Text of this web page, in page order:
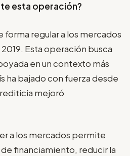
esta operación?
forma regular a los mercados
Esta operación busca
en un contexto más
ha bajado con fuerza desde
mejoró
a los mercados permite
financiamiento, reducir la